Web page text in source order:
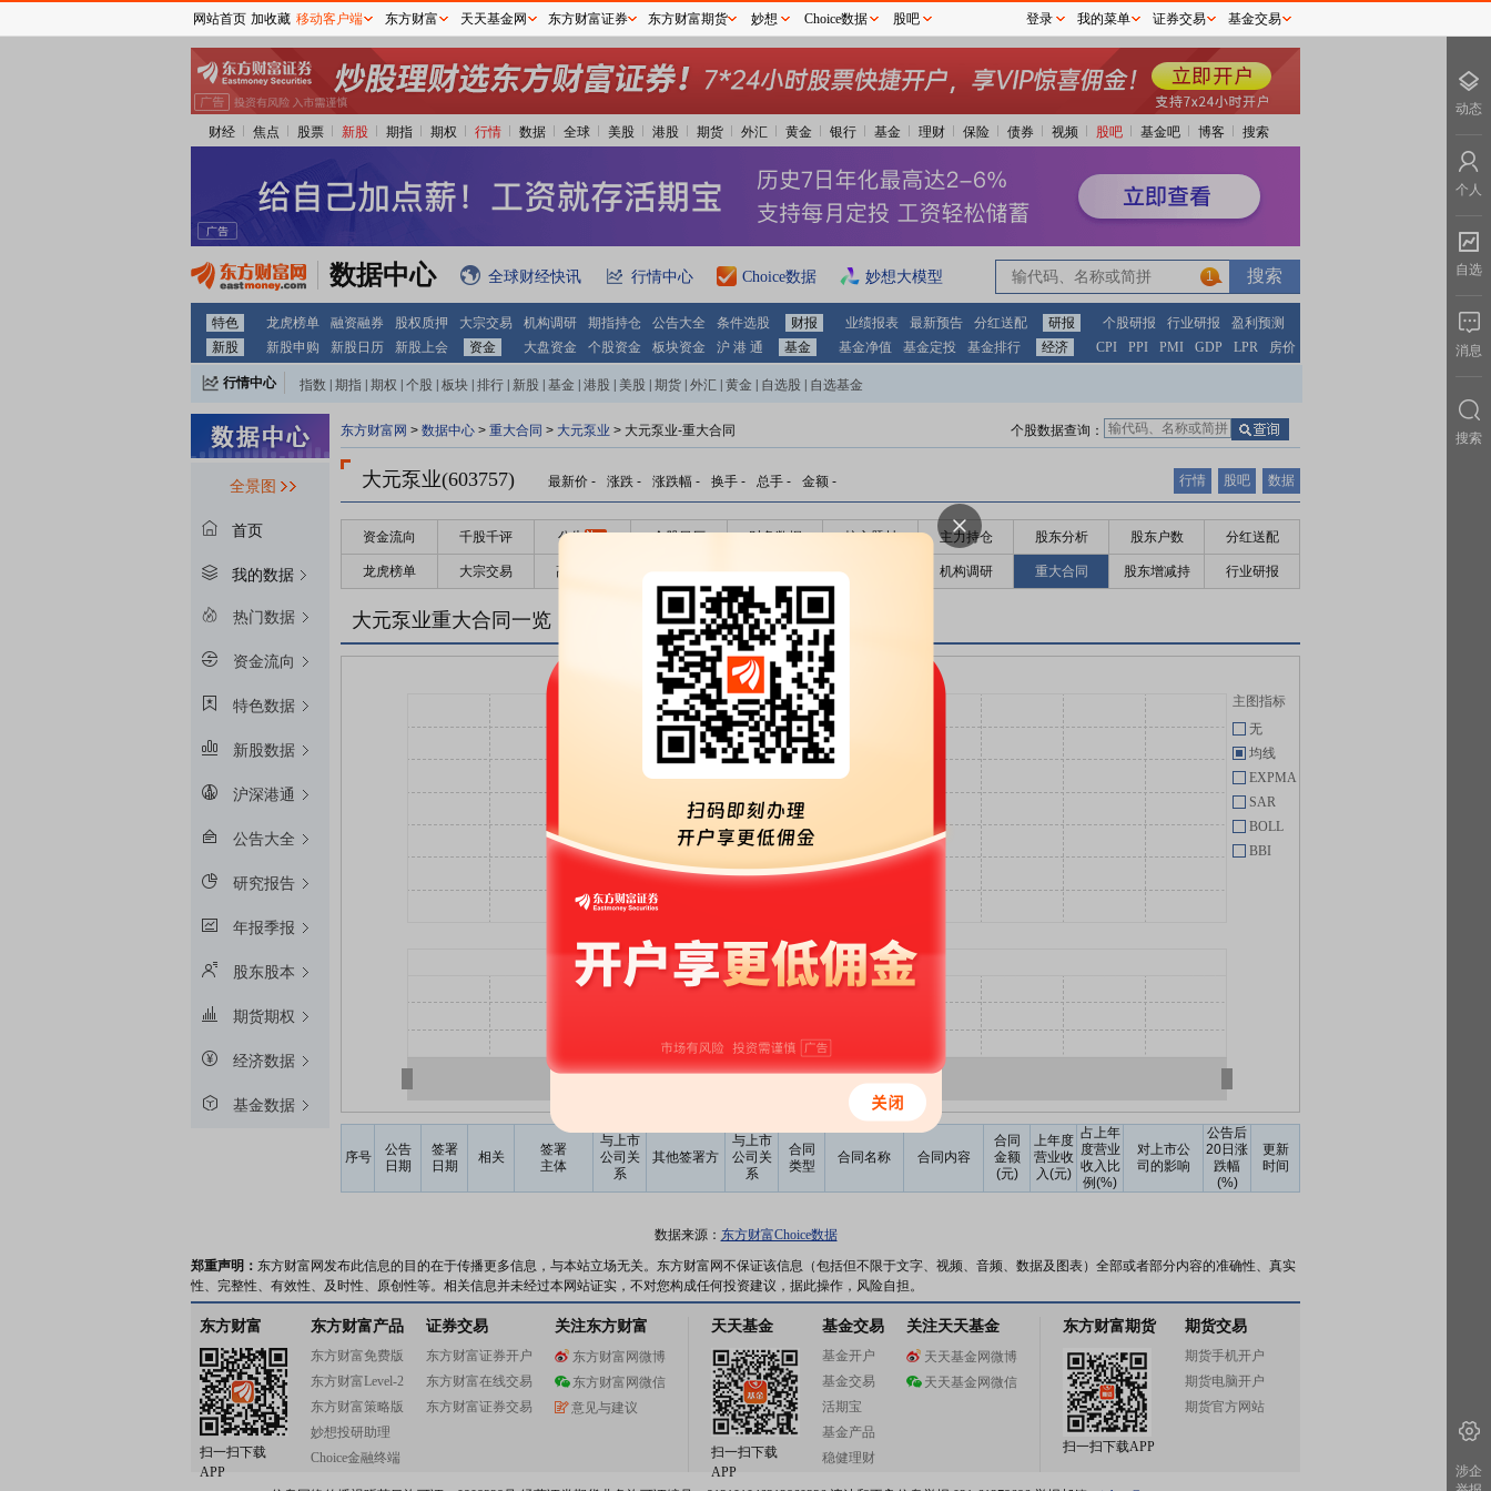
财经 焦点 股票 新股 期指 期权 行情 数据 全球 美股 港股 期货 外汇 黄金 银行 基金 理财 保险 债券 视频 股吧 基金吧 博客 搜索
数据中心 全球财经快讯 行情中心 Choice数据 妙想大模型 1
特色 龙虎榜单 融资融券 股权质押 大宗交易 机构调研 期指持仓 公告大全 条件选股 财报 业绩报表 最新预告 分红送配 研报 个股研报 行业研报
盈利预测
新股
新股申购 新股日历 新股上会 资金 大盘资金 个股资金 板块资金 沪 港 通 基金 基金净值 基金定投 基金排行 经济 CPI PPI PMI GDP LPR 房价
行情中心 指数 期指 期权 个股 板块 排行 新股 基金 港股 美股 期货 外汇 黄金 自选股 自选基金
全景图
首页
我的数据
热门数据
资金流向
特色数据
新股数据
沪深港通
公告大全
研究报告
年报季报
股东股本
期货期权
经济数据
基金数据
东方财富网 > 数据中心 > 重大合同 > 大元泵业 > 大元泵业-重大合同 个股数据查询：
大元泵业(603757) 最新价 - 涨跌 - 涨跌幅 - 换手 - 总手 - 金额 - 行情 股吧 数据
资金流向 千股千评 公告 个股日历 财务数据 核心题材 主力持仓 股东分析 股东户数 分红送配
龙虎榜单 大宗交易 高管持股 股东大会 个股研报 股本结构 机构调研 重大合同 股东增减持 行业研报
大元泵业重大合同一览
主图指标
无
均线
EXPMA
SAR
BOLL
BBI
序号
公告
日期
签署
日期
相关
签署
主体
与上市
公司关
系
其他签署方
与上市
公司关
系
合同
类型
合同名称 合同内容
合同
金额
(元)
上年度
营业收
入(元)
占上年
度营业
收入比
例(%)
对上市公
司的影响
公告后
20日涨
跌幅
(%)
更新
时间
数据来源： 东方财富Choice数据
郑重声明： 东方财富网发布此信息的目的在于传播更多信息，与本站立场无关。东方财富网不保证该信息（包括但不限于文字、视频、音频、数据及图表）全部或者部分内容的准确性、真实
性、完整性、有效性、及时性、原创性等。相关信息并未经过本网站证实，不对您构成任何投资建议，据此操作，风险自担。
东方财富
扫一扫下载
APP
东方财富产品
东方财富免费版
东方财富Level-2
东方财富策略版
妙想投研助理
Choice金融终端
证券交易
东方财富证券开户
东方财富在线交易
东方财富证券交易
关注东方财富
东方财富网微博
东方财富网微信
意见与建议
天天基金
扫一扫下载
APP
基金交易
基金开户
基金交易
活期宝
基金产品
稳健理财
关注天天基金
天天基金网微博
天天基金网微信
东方财富期货
扫一扫下载APP
期货交易
期货手机开户
期货电脑开户
期货官方网站
网站首页 加收藏 移动客户端 东方财富 天天基金网 东方财富证券 东方财富期货 妙想 Choice数据 股吧 登录 我的菜单 证券交易 基金交易
动态
个人
自选
消息
搜索
涉企